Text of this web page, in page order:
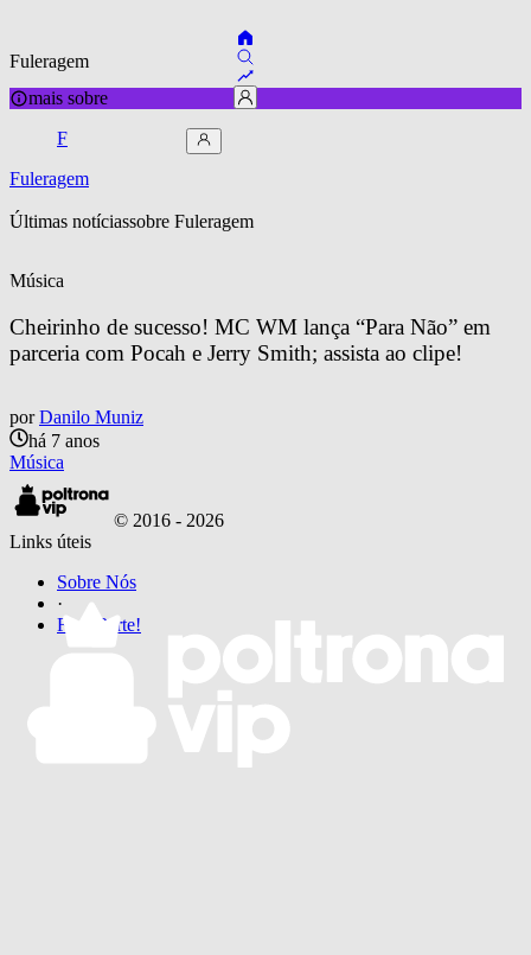
Fuleragem
mais sobre
F
Fuleragem
Últimas notíciassobre Fuleragem
Música
Cheirinho de sucesso! MC WM lança “Para Não” em
parceria com Pocah e Jerry Smith; assista ao clipe!
por Danilo Muniz
há 7 anos
Música
© 2016 - 2026
Links úteis
Sobre Nós
·
Faça Parte!